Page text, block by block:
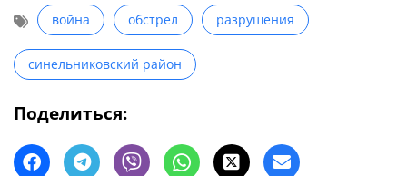
война обстрел разрушения
синельниковский район
Поделиться: